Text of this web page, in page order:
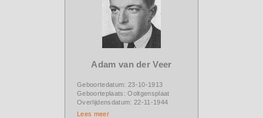
Adam van der Veer
Geboortedatum: 23-10-1913
Geboorteplaats: Ooltgensplaat
Overlijdensdatum: 22-11-1944
Lees meer